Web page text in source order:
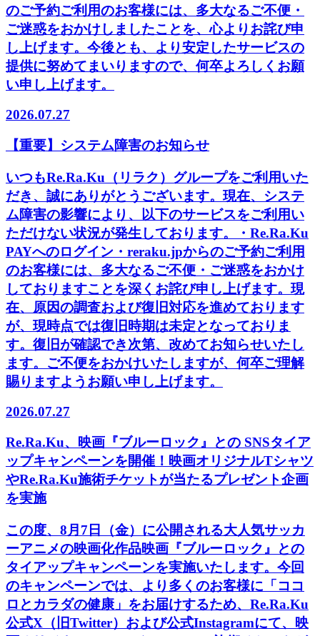
のご予約ご利用のお客様には、多大なるご不便・
ご迷惑をおかけしましたことを、心よりお詫び申
し上げます。今後とも、より安定したサービスの
提供に努めてまいりますので、何卒よろしくお願
い申し上げます。
2026.07.27
【重要】システム障害のお知らせ
いつもRe.Ra.Ku（リラク）グループをご利用いた
だき、誠にありがとうございます。現在、システ
ム障害の影響により、以下のサービスをご利用い
ただけない状況が発生しております。・Re.Ra.Ku
PAYへのログイン・reraku.jpからのご予約ご利用
のお客様には、多大なるご不便・ご迷惑をおかけ
しておりますことを深くお詫び申し上げます。現
在、原因の調査および復旧対応を進めております
が、現時点では復旧時期は未定となっておりま
す。復旧が確認でき次第、改めてお知らせいたし
ます。ご不便をおかけいたしますが、何卒ご理解
賜りますようお願い申し上げます。
2026.07.27
Re.Ra.Ku、映画『ブルーロック』との SNSタイア
ップキャンペーンを開催！映画オリジナルTシャツ
やRe.Ra.Ku施術チケットが当たるプレゼント企画
を実施
この度、8月7日（金）に公開される大人気サッカ
ーアニメの映画化作品映画『ブルーロック』との
タイアップキャンペーンを実施いたします。今回
のキャンペーンでは、より多くのお客様に「ココ
ロとカラダの健康」をお届けするため、Re.Ra.Ku
公式X（旧Twitter）および公式Instagramにて、映